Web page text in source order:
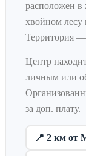
расположен
хвойном лесу
Территория —
Центр
личным или
за доп. плату.
📍 2 км